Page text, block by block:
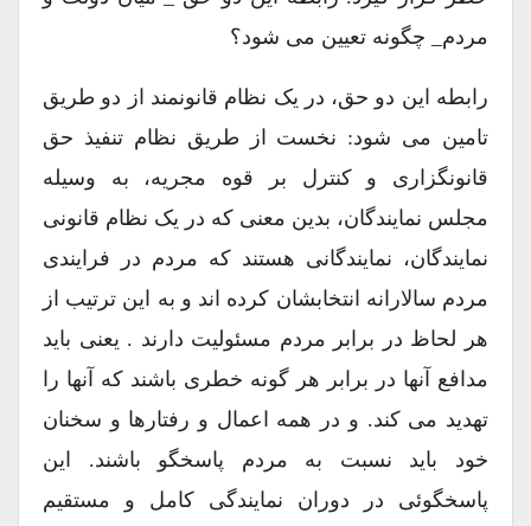
مردم_ چگونه تعیین می شود؟
رابطه این دو حق، در یک نظام قانونمند از دو طریق
تامین می شود: نخست از طریق نظام تنفیذ حق
قانونگزاری و کنترل بر قوه مجریه، به وسیله
مجلس نمایندگان، بدین معنی که در یک نظام قانونی
نمایندگان، نمایندگانی هستند که مردم در فرایندی
مردم سالارانه انتخابشان کرده اند و به این ترتیب از
هر لحاظ در برابر مردم مسئولیت دارند . یعنی باید
مدافع آنها در برابر هر گونه خطری باشند که آنها را
تهدید می کند. و در همه اعمال و رفتارها و سخنان
خود باید نسبت به مردم پاسخگو باشند. این
پاسخگوئی در دوران نمایندگی کامل و مستقیم